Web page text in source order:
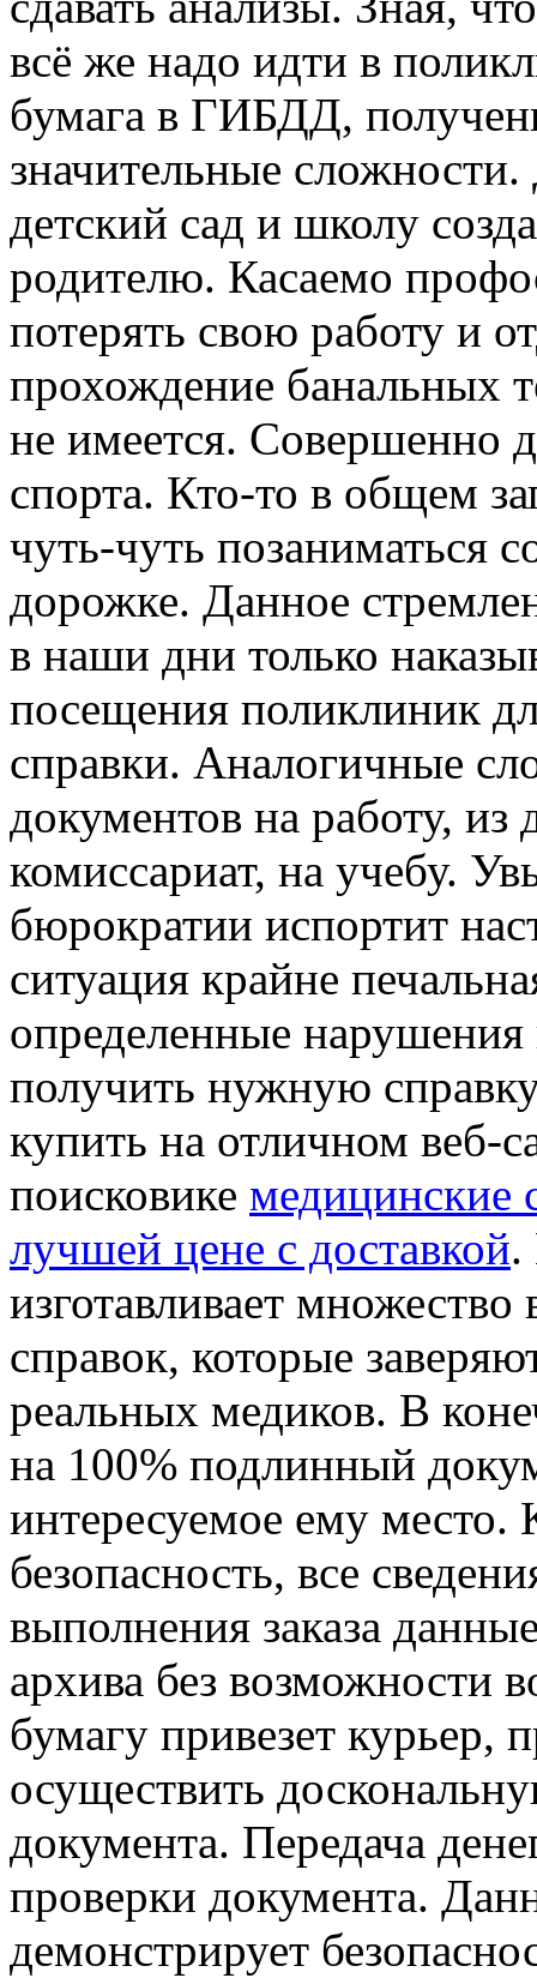
всё же надо идти в
бумага в ГИБДД,
значительные
детский сад и школу
родителю. Касаемо
потерять свою работу и
прохождение банальных
не имеется. Совершенно
спорта. Кто-то в общем
чуть-чуть позаниматься
дорожке. Данное
в наши дни только
посещения поликлиник
справки. Аналогичные
документов на работу, из
комиссариат, на учебу.
бюрократии испортит
ситуация крайне
определенные
получить нужную
купить на отличном веб-
поисковике медицинские
лучшей цене с доставкой.
изготавливает
справок, которые
реальных медиков. В
на 100% подлинный
интересуемое ему
безопасность, все
выполнения заказа
архива без возможности
бумагу привезет курьер,
осуществить
документа. Передача
проверки документа.
демонстрирует